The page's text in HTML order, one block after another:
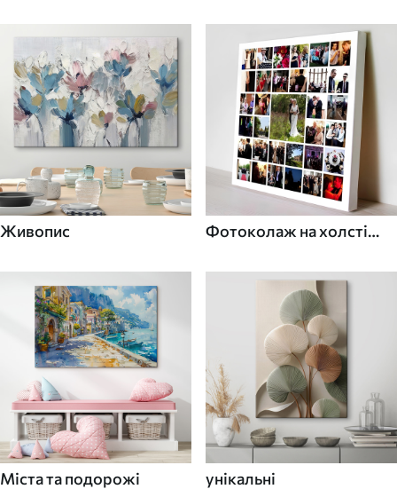
Живопис
Фотоколаж на холсті
Міста та подорожі унікальні